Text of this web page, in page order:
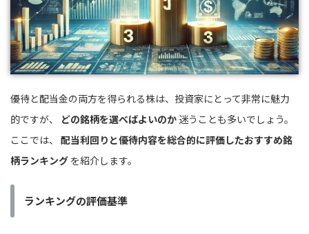
優待と配当金の両方を得られる株は、投資家にとって非常に魅力
的ですが、 どの銘柄を選べばよいのか 迷うことも多いでしょう。
ここでは、 配当利回りと優待内容を総合的に評価したおすすめ銘
柄ランキング を紹介します。
ランキングの評価基準